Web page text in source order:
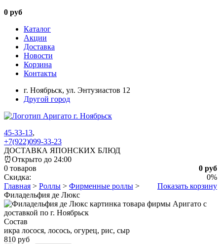
0 руб
Каталог
Акции
Доставка
Новости
Корзина
Контакты
г. Ноябрьск, ул. Энтузиастов 12
Другой город
45-33-13,
+7(922)099-33-23
ДОСТАВКА ЯПОНСКИХ БЛЮД
⏰Открыто до 24:00
0 руб
0 товаров
Скидка:
0%
Показать корзину
Главная > Роллы > Фирменные роллы >
Филадельфия де Люкс
Состав
икра лосося, лосось, огурец, рис, сыр
810 руб